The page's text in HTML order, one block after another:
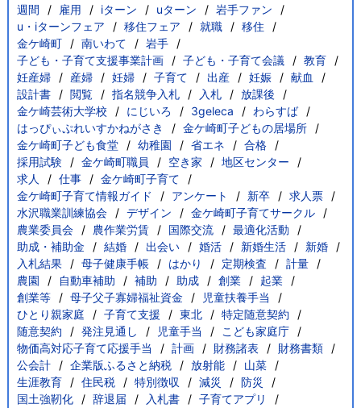
週間
雇用 iターン uターン
岩手ファン
u・iターンフェア
移住フェア 就職
移住
金ケ崎町
南いわて
岩手
子ども・子育て支援事業計画
子ども・子育て会議
教育
妊産婦
産婦 妊婦 子育て 出産 妊娠
献血
設計書
閲覧 指名競争入札 入札
放課後
金ケ崎芸術大学校
にじいろ 3geleca
わらすば
はっぴぃぷれいすかねがさき
金ケ崎町子どもの居場所
金ケ崎町子ども食堂
幼稚園 省エネ
合格
採用試験
金ケ崎町職員 空き家
地区センター
求人
仕事
金ケ崎町子育て
金ケ崎町子育て情報ガイド
アンケート 新卒
求人票
水沢職業訓練協会
デザイン
金ケ崎町子育てサークル
農業委員会
農作業労賃 国際交流
最適化活動
助成・補助金
結婚 出会い 婚活 新婚生活
新婚
入札結果
母子健康手帳 はかり 定期検査
計量
農園
自動車補助 補助 助成 創業
起業
創業等
母子父子寡婦福祉資金
児童扶養手当
ひとり親家庭
子育て支援 東北
特定随意契約
随意契約
発注見通し 児童手当
こども家庭庁
物価高対応子育て応援手当
計画 財務諸表
財務書類
公会計
企業版ふるさと納税 放射能
山菜
生涯教育
住民税 特別徴収 減災
防災
国土強靭化
辞退届 入札書
子育てアプリ